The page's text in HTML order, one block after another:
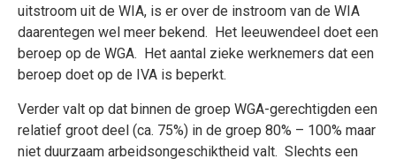
uitstroom uit de WIA, is er over de instroom van de WIA
daarentegen wel meer bekend. Het leeuwendeel doet een
beroep op de WGA. Het aantal zieke werknemers dat een
beroep doet op de IVA is beperkt.
Verder valt op dat binnen de groep WGA-gerechtigden een
relatief groot deel (ca. 75%) in de groep 80% – 100% maar
niet duurzaam arbeidsongeschiktheid valt. Slechts een